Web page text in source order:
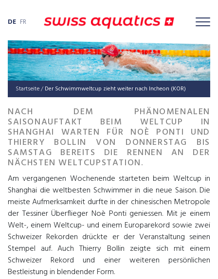
DE FR
Startseite/ Der Schwimmweltcup zieht weiter nach Incheon (KOR)
NACH DEM PHÄNOMENALEN
SAISONAUFTAKT BEIM WELTCUP IN
SHANGHAI WARTEN FÜR NOÈ PONTI UND
THIERRY BOLLIN VON DONNERSTAG BIS
SAMSTAG BEREITS DIE RENNEN AN DER
NÄCHSTEN WELTCUPSTATION.
Am vergangenen Wochenende starteten beim Weltcup in
Shanghai die weltbesten Schwimmer in die neue Saison. Die
meiste Aufmerksamkeit durfte in der chinesischen Metropole
der Tessiner Überflieger Noè Ponti geniessen. Mit je einem
Welt-, einem Weltcup- und einem Europarekord sowie zwei
Schweizer Rekorden drückte er der Veranstaltung seinen
Stempel auf. Auch Thierry Bollin zeigte sich mit einem
Schweizer Rekord und einer weiteren persönlichen
Bestleistung in blendender Form.